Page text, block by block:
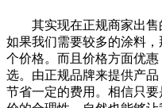
其实现在正规商家出售
如果我们需要较多的涂料
个价格。而且价格方面优
选。由正规品牌来提供产
节省一定的费用。相信只